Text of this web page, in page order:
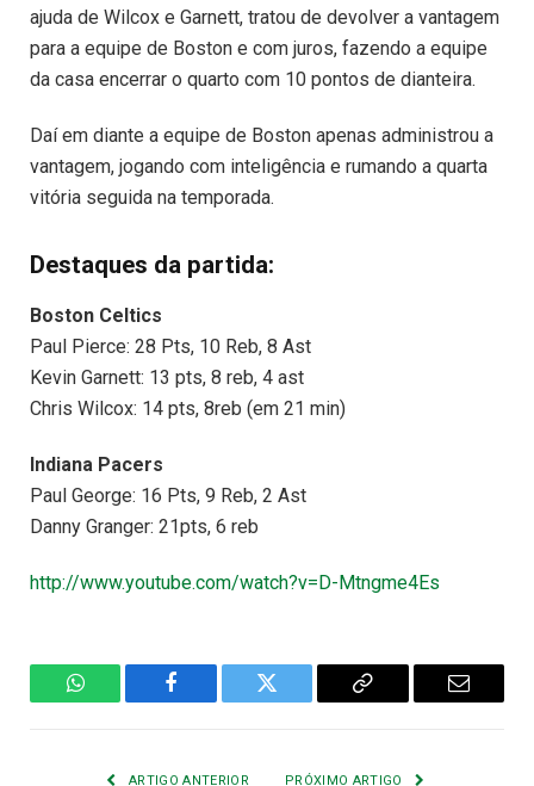
ajuda de Wilcox e Garnett, tratou de devolver a vantagem
para a equipe de Boston e com juros, fazendo a equipe
da casa encerrar o quarto com 10 pontos de dianteira.
Daí em diante a equipe de Boston apenas administrou a
vantagem, jogando com inteligência e rumando a quarta
vitória seguida na temporada.
Destaques da partida:
Boston Celtics
Paul Pierce: 28 Pts, 10 Reb, 8 Ast
Kevin Garnett: 13 pts, 8 reb, 4 ast
Chris Wilcox: 14 pts, 8reb (em 21 min)
Indiana Pacers
Paul George: 16 Pts, 9 Reb, 2 Ast
Danny Granger: 21pts, 6 reb
http://www.youtube.com/watch?v=D-Mtngme4Es
WhatsAppFacebook Twitter
Copiar
E-
ARTIGO ANTERIOR PRÓXIMO ARTIGO